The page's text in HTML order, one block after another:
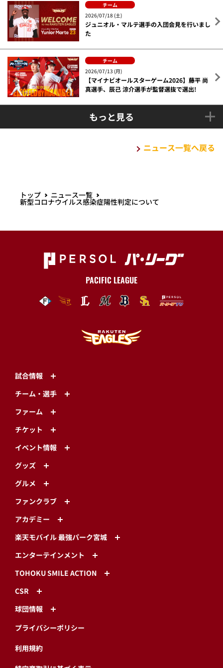
チーム
2026/07/18 (土)
ジュニオル・マルテ選手の入団会見を行いまし
た
チーム
2026/07/13 (月)
【マイナビオールスターゲーム2026】藤平 尚
真選手、辰己 涼介選手が監督選抜で選出!
もっと見る
ニュース一覧へ戻る
トップ ニュース一覧
新型コロナウイルス感染症陽性判定について
PACIFIC LEAGUE
試合情報
チーム・選手
ファーム
チケット
イベント情報
グッズ
グルメ
ファンクラブ
アカデミー
楽天モバイル 最強パーク宮城
エンターテインメント
TOHOKU SMILE ACTION
CSR
球団情報
プライバシーポリシー
利用規約